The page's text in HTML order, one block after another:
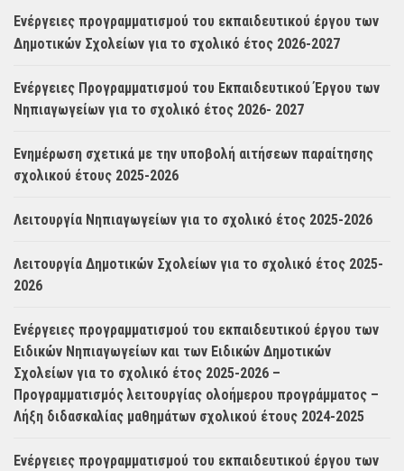
Ενέργειες προγραμματισμού του εκπαιδευτικού έργου των
Δημοτικών Σχολείων για το σχολικό έτος 2026-2027
Ενέργειες Προγραμματισμού του Εκπαιδευτικού Έργου των
Νηπιαγωγείων για το σχολικό έτος 2026- 2027
Ενημέρωση σχετικά με την υποβολή αιτήσεων παραίτησης
σχολικού έτους 2025-2026
Λειτουργία Νηπιαγωγείων για το σχολικό έτος 2025-2026
Λειτουργία Δημοτικών Σχολείων για το σχολικό έτος 2025-
2026
Ενέργειες προγραμματισμού του εκπαιδευτικού έργου των
Ειδικών Νηπιαγωγείων και των Ειδικών Δημοτικών
Σχολείων για το σχολικό έτος 2025-2026 –
Προγραμματισμός λειτουργίας ολοήμερου προγράμματος –
Λήξη διδασκαλίας μαθημάτων σχολικού έτους 2024-2025
Ενέργειες προγραμματισμού του εκπαιδευτικού έργου των